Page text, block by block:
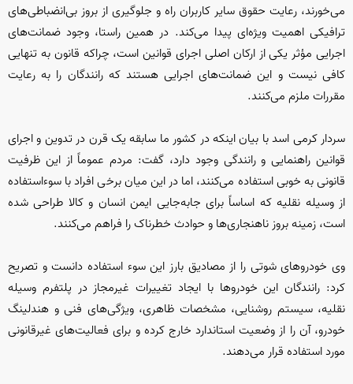
می‌خورند، رعایت حقوق سایر کاربران راه و جلوگیری از بروز بی‌انضباطی‌های
ترافیکی اهمیت ویژه‌ای پیدا می‌کند. در همین راستا، وجود ضمانت‌های
اجرایی مؤثر یکی از ارکان اصلی اجرای قوانین است، چراکه قانون به تنهایی
کافی نیست و این ضمانت‌های اجرایی هستند که رانندگان را به رعایت
مقررات ملزم می‌کنند.
سردار کرمی اسد با بیان اینکه در کشور ما سابقه‌ یک قرن در تدوین و اجرای
قوانین راهنمایی و رانندگی وجود دارد، گفت: مردم عموماً از این ظرفیت
قانونی به خوبی استفاده می‌کنند، اما در این میان برخی افراد با سوءاستفاده
از وسیله نقلیه که اساساً برای جابه‌جایی ایمن انسان و کالا طراحی شده
است، زمینه بروز ناهنجاری‌ها و حوادث خطرناک را فراهم می‌کنند.
وی خودروهای شوتی را از مصادیق بارز این سوء استفاده دانست و تصریح
کرد: رانندگان این خودروها با ایجاد تغییرات غیرمجاز در پلتفرم وسیله
نقلیه، سیستم روشنایی، مشخصات ظاهری، ویژگی‌های فنی و هندلینگ
خودرو، آن را از وضعیت استاندارد خارج کرده و برای فعالیت‌های غیرقانونی
مورد استفاده قرار می‌دهند.